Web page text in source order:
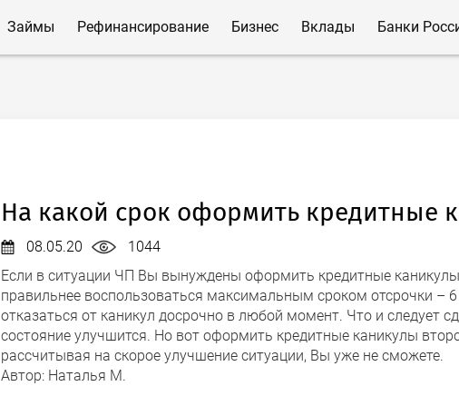
Займы Рефинансирование Бизнес Вклады Банки
На какой срок оформить кредитные
08.05.20
1044
Если в ситуации ЧП Вы вынуждены оформить кредитные
правильнее воспользоваться максимальным сроком отсрочки –
отказаться от каникул досрочно в любой момент. Что и следует
состояние улучшится. Но вот оформить кредитные каникулы
рассчитывая на скорое улучшение ситуации, Вы уже не сможете.
Автор: Наталья М.